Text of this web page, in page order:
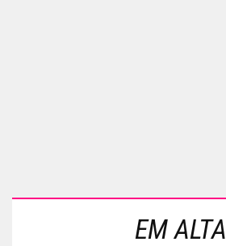
EM ALTA